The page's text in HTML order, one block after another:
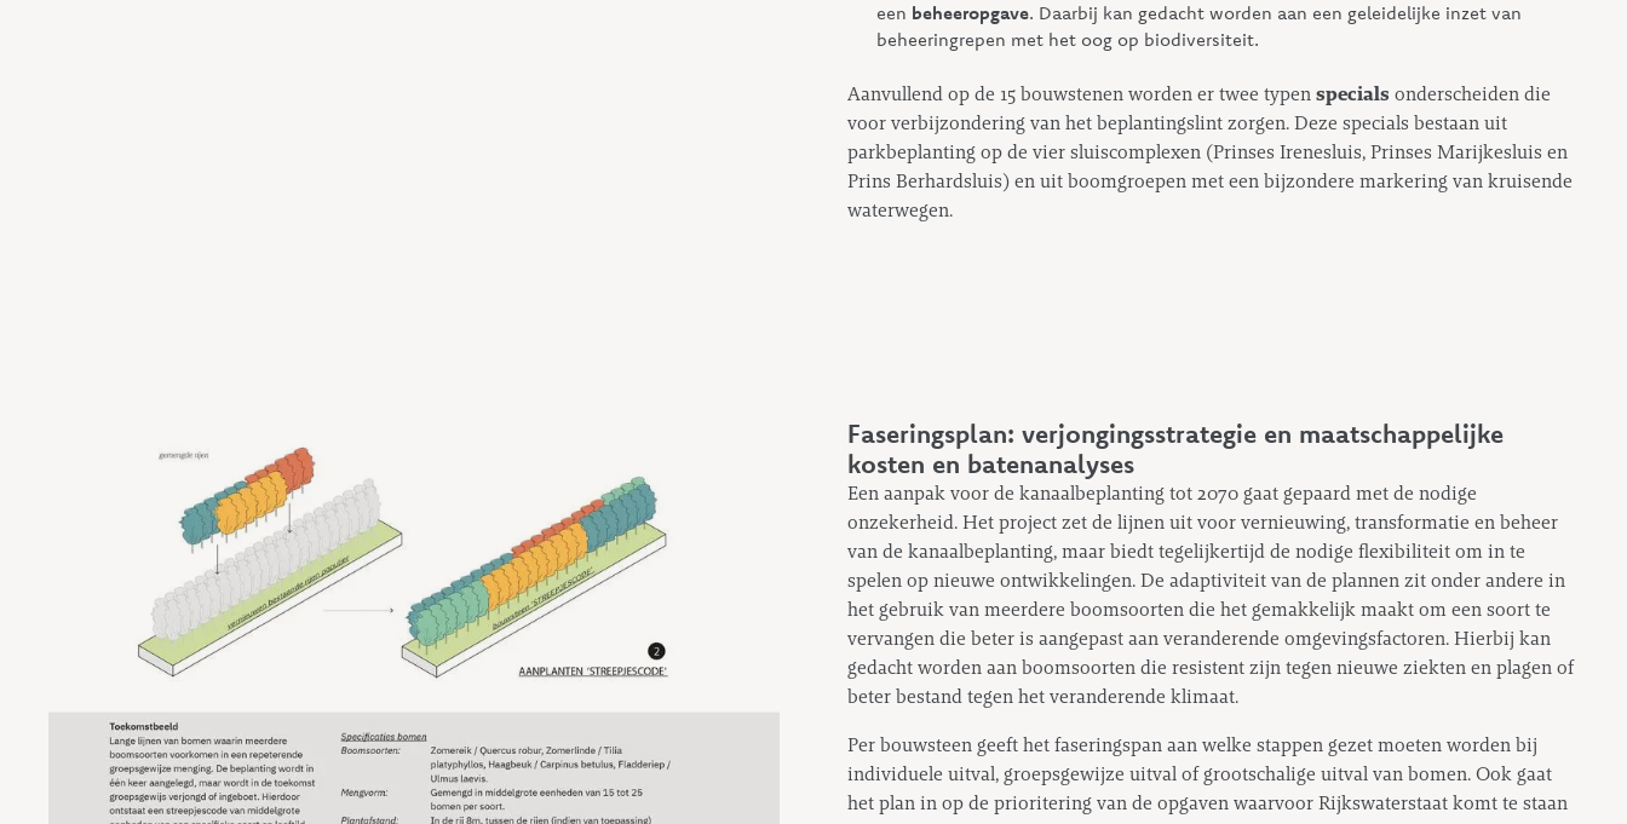
een beheeropgave. Daarbij kan gedacht worden aan een geleidelijke inzet van
beheeringrepen met het oog op biodiversiteit.
Aanvullend op de 15 bouwstenen worden er twee typenspecials onderscheiden die
voor verbijzondering van het beplantingslint zorgen. Deze specials bestaan uit
parkbeplanting op de vier sluiscomplexen (Prinses Irenesluis, Prinses Marijkesluis en
Prins Berhardsluis) en uit boomgroepen met een bijzondere markering van kruisende
waterwegen.
Faseringsplan: verjongingsstrategie en maatschappelijke
kosten en batenanalyses
Een aanpak voor de kanaalbeplanting tot 2070 gaat gepaard met de nodige
onzekerheid. Het project zet de lijnen uit voor vernieuwing, transformatie en beheer
van de kanaalbeplanting, maar biedt tegelijkertijd de nodige flexibiliteit om in te
spelen op nieuwe ontwikkelingen. De adaptiviteit van de plannen zit onder andere in
het gebruik van meerdere boomsoorten die het gemakkelijk maakt om een soort te
vervangen die beter is aangepast aan veranderende omgevingsfactoren. Hierbij kan
gedacht worden aan boomsoorten die resistent zijn tegen nieuwe ziekten en plagen of
beter bestand tegen het veranderende klimaat.
Per bouwsteen geeft het faseringspan aan welke stappen gezet moeten worden bij
individuele uitval, groepsgewijze uitval of grootschalige uitval van bomen. Ook gaat
het plan in op de prioritering van de opgaven waarvoor Rijkswaterstaat komt te staan